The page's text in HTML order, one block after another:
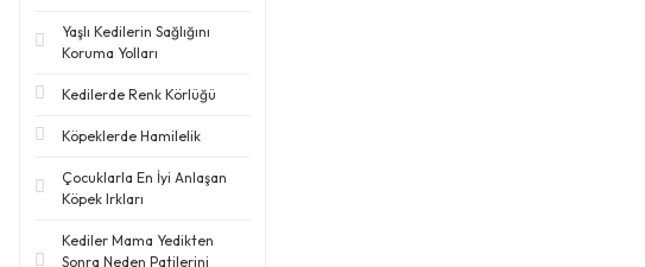
Yaşlı Kedilerin Sağlığını
Koruma Yolları
Kedilerde Renk Körlüğü
Köpeklerde Hamilelik
Çocuklarla En İyi Anlaşan
Köpek Irkları
Kediler Mama Yedikten
Sonra Neden Patilerini